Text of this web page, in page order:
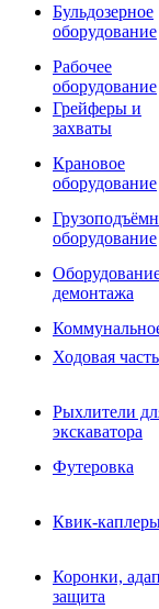
Ковши
Ковши
Фрезы
Фрезы
РВД
Как
Бульдозерное
оборудование
Рабочее
оборудование
Грейферы и
захваты
Крановое
оборудование
оборудование
демонтажа
Ходовая часть
Рыхлители
экскаватора
Футеровка
Квик-
Коронки,
защита